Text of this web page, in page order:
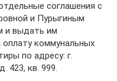
соглашения с
и Пурыгиным
и выдать им
коммунальных
по адресу: г.
423, кв. 999.